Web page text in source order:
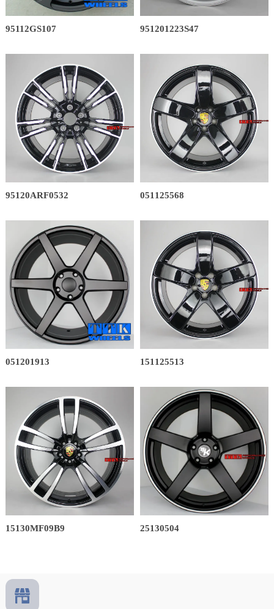
95112GS107 951201223S47
95120ARF0532 051125568
051201913 151125513
15130MF09B9 25130504